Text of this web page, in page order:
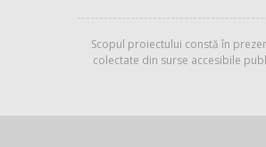
Scopul proiectului constă în
colectate din surse accesibile